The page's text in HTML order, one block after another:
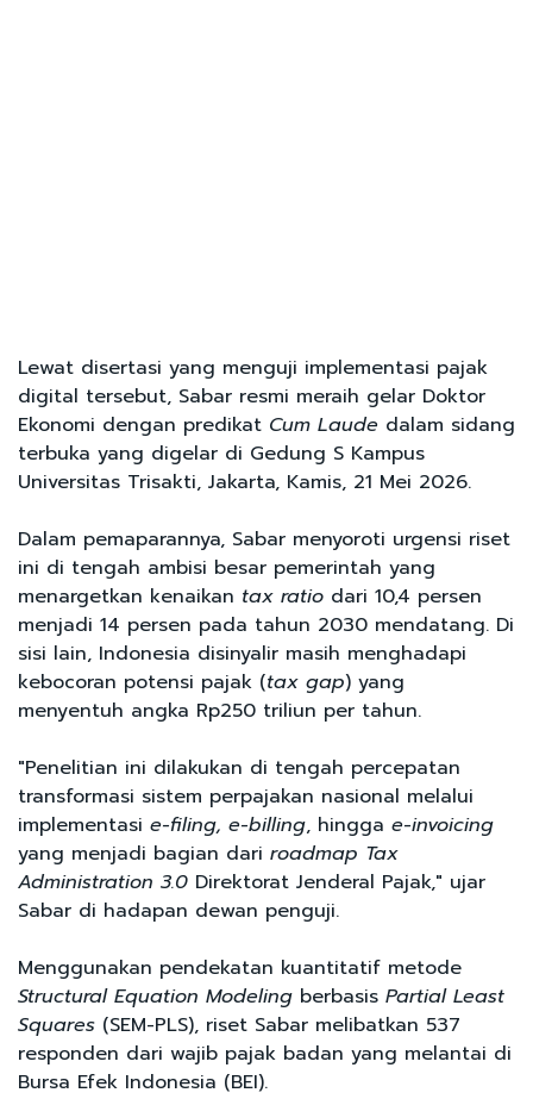
Lewat disertasi yang menguji implementasi pajak
digital tersebut, Sabar resmi meraih gelar Doktor
Ekonomi dengan predikat Cum Laude dalam sidang
terbuka yang digelar di Gedung S Kampus
Universitas Trisakti, Jakarta, Kamis, 21 Mei 2026.
Dalam pemaparannya, Sabar menyoroti urgensi riset
ini di tengah ambisi besar pemerintah yang
menargetkan kenaikan tax ratio dari 10,4 persen
menjadi 14 persen pada tahun 2030 mendatang. Di
sisi lain, Indonesia disinyalir masih menghadapi
kebocoran potensi pajak (tax gap) yang
menyentuh angka Rp250 triliun per tahun.
"Penelitian ini dilakukan di tengah percepatan
transformasi sistem perpajakan nasional melalui
implementasi e-filing, e-billing, hingga e-invoicing
yang menjadi bagian dari roadmap Tax
Administration 3.0 Direktorat Jenderal Pajak," ujar
Sabar di hadapan dewan penguji.
Menggunakan pendekatan kuantitatif metode
Structural Equation Modeling berbasis Partial Least
Squares (SEM-PLS), riset Sabar melibatkan 537
responden dari wajib pajak badan yang melantai di
Bursa Efek Indonesia (BEI).